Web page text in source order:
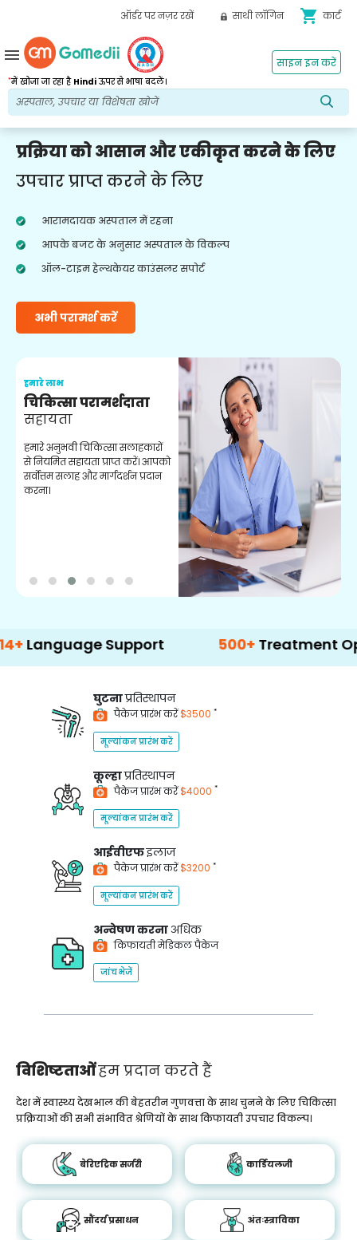
ऑर्डर पर नज़र रखें साथी लॉगिन shopping_cart कार्ट
*में खोजा जा रहा है Hindiऊपर से भाषा बदलें।
साइन इन करें
menu
प्रक्रिया को आसान और एकीकृत करने के लिए
उपचार प्राप्त करने के लिए
आरामदायक अस्पताल में रहना
आपके बजट के अनुसार अस्पताल के विकल्प
ऑल-टाइम हेल्थकेयर काउंसलर सपोर्ट
अभी परामर्श करें
हमारे लाभ
चिकित्सा परामर्शदाता
सहायता
हमारे अनुभवी चिकित्सा सलाहकारों
से नियमित सहायता प्राप्त करें। आपको
सर्वोत्तम सलाह और मार्गदर्शन प्रदान
करना।
Support 500+ Treatment Options
घुटनाप्रतिस्थापन
पैकेज प्रारंभ करें$3500 *
मूल्यांकन प्रारंभ करें
कूल्हाप्रतिस्थापन
पैकेज प्रारंभ करें$4000 *
मूल्यांकन प्रारंभ करें
आईवीएफइलाज
पैकेज प्रारंभ करें$3200 *
मूल्यांकन प्रारंभ करें
अन्वेषण करना अधिक
किफायती मेडिकल पैकेज
जांच भेजें
विशिष्टताओंहम प्रदान करते हैं
देश में स्वास्थ्य देखभाल की बेहतरीन गुणवत्ता के साथ चुनने के लिए चिकित्सा
प्रक्रियाओं की सभी संभावित श्रेणियों के साथ किफायती उपचार विकल्प।
बेरिएट्रिक सर्जरी कार्डियलजी
सौंदर्य प्रसाधन अंतःस्त्राविका